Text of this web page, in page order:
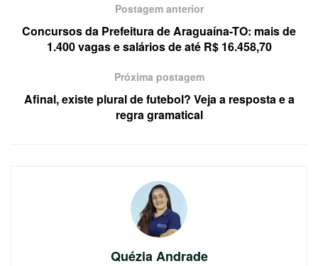
Postagem anterior
Concursos da Prefeitura de Araguaína-TO: mais de
1.400 vagas e salários de até R$ 16.458,70
Próxima postagem
Afinal, existe plural de futebol? Veja a resposta e a
regra gramatical
Quézia Andrade